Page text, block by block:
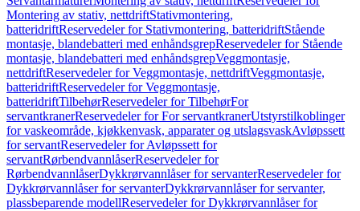
Montering av stativ, nettdriftStativmontering,
batteridriftReservedeler for Stativmontering, batteridriftStående
montasje, blandebatteri med enhåndsgrepReservedeler for Stående
montasje, blandebatteri med enhåndsgrepVeggmontasje,
nettdriftReservedeler for Veggmontasje, nettdriftVeggmontasje,
batteridriftReservedeler for Veggmontasje,
batteridriftTilbehørReservedeler for TilbehørFor
servantkranerReservedeler for For servantkranerUtstyrstilkoblinger
for vaskeområde, kjøkkenvask, apparater og utslagsvaskAvløpssett
for servantReservedeler for Avløpssett for
servantRørbendvannlåserReservedeler for
RørbendvannlåserDykkrørvannlåser for servanterReservedeler for
Dykkrørvannlåser for servanterDykkrørvannlåser for servanter,
plassbeparende modellReservedeler for Dykkrørvannlåser for